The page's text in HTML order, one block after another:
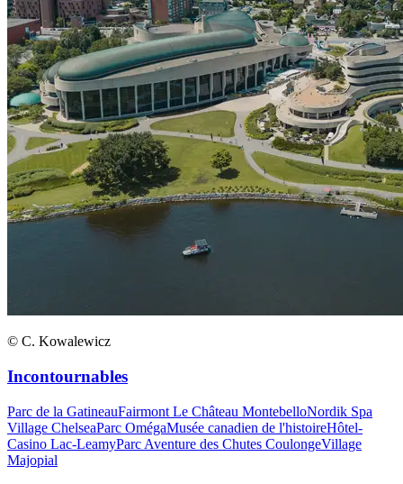
© C. Kowalewicz
Incontournables
Parc de la GatineauFairmont Le Château MontebelloNordik Spa
Village ChelseaParc OmégaMusée canadien de l'histoireHôtel-
Casino Lac-LeamyParc Aventure des Chutes CoulongeVillage
Majopial